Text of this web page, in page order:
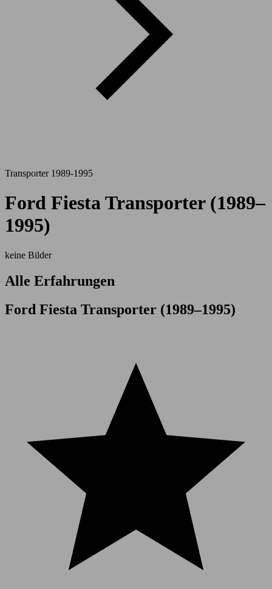
Transporter 1989-1995
Ford Fiesta Transporter (1989–
1995)
keine Bilder
Alle Erfahrungen
Ford Fiesta Transporter (1989–1995)